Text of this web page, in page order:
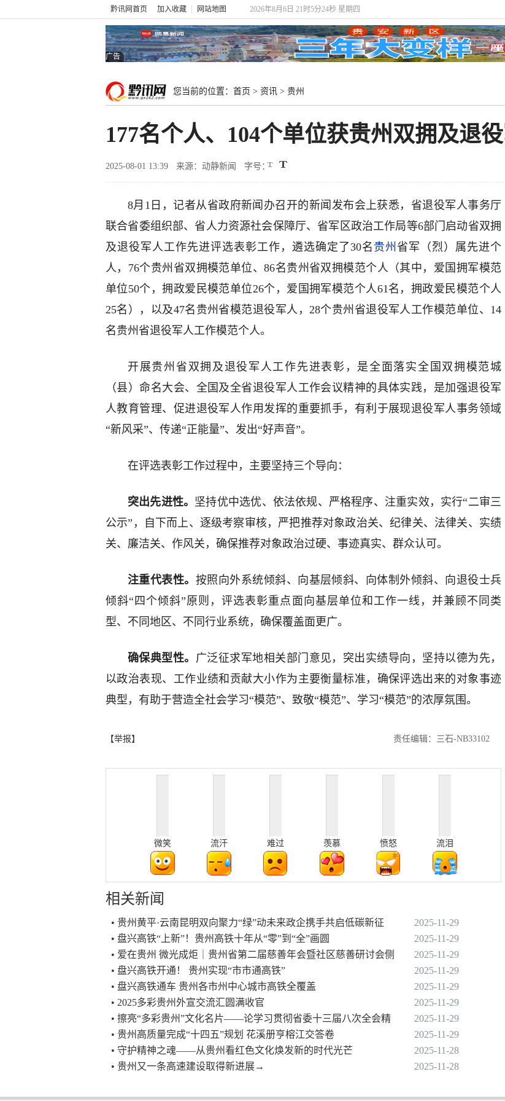
黔讯网首页 加入收藏 网站地图 2026年8月6日 21时5分24秒 星期四
广告
您当前的位置： 首页 > 资讯 > 贵州
177名个人、104个单位获贵州双拥及退
2025-08-01 13:39 来源：动静新闻 字号：
8月1日，记者从省政府新闻办召开的新闻发布会上获悉，省退役军人事务厅
联合省委组织部、省人力资源社会保障厅、省军区政治工作局等6部门启动省双拥
及退役军人工作先进评选表彰工作，遴选确定了30名 贵州 省军（烈）属先进个
人，76个贵州省双拥模范单位、86名贵州省双拥模范个人（其中，爱国拥军模范
单位50个，拥政爱民模范单位26个，爱国拥军模范个人61名，拥政爱民模范个人
25名），以及47名贵州省模范退役军人，28个贵州省退役军人工作模范单位、14
名贵州省退役军人工作模范个人。
开展贵州省双拥及退役军人工作先进表彰，是全面落实全国双拥模范城
（县）命名大会、全国及全省退役军人工作会议精神的具体实践，是加强退役军
人教育管理、促进退役军人作用发挥的重要抓手，有利于展现退役军人事务领域
“新风采”、传递“正能量”、发出“好声音”。
在评选表彰工作过程中，主要坚持三个导向：
突出先进性。 坚持优中选优、依法依规、严格程序、注重实效，实行“二审三
公示”，自下而上、逐级考察审核，严把推荐对象政治关、纪律关、法律关、实绩
关、廉洁关、作风关，确保推荐对象政治过硬、事迹真实、群众认可。
注重代表性。 按照向外系统倾斜、向基层倾斜、向体制外倾斜、向退役士兵
倾斜“四个倾斜”原则，评选表彰重点面向基层单位和工作一线，并兼顾不同类
型、不同地区、不同行业系统，确保覆盖面更广。
确保典型性。 广泛征求军地相关部门意见，突出实绩导向，坚持以德为先，
以政治表现、工作业绩和贡献大小作为主要衡量标准，确保评选出来的对象事迹
典型，有助于营造全社会学习“模范”、致敬“模范”、学习“模范”的浓厚氛围。
【举报】 责任编辑：三石-NB33102
微笑 流汗 难过 羡慕 愤怒 流泪
相关新闻
• 贵州黄平·云南昆明双向聚力“绿”动未来政企携手共启低碳新征
2025-11-29
• 盘兴高铁“上新”！贵州高铁十年从“零”到“全”画圆
2025-11-29
• 爱在贵州 微光成炬｜贵州省第二届慈善年会暨社区慈善研讨会侧
2025-11-29
• 盘兴高铁开通！ 贵州实现“市市通高铁”
2025-11-29
• 盘兴高铁通车 贵州各市州中心城市高铁全覆盖
2025-11-29
• 2025多彩贵州外宣交流汇圆满收官
2025-11-29
• 擦亮“多彩贵州”文化名片——论学习贯彻省委十三届八次全会精
2025-11-29
• 贵州高质量完成“十四五”规划 花溪册亨榕江交答卷
2025-11-29
• 守护精神之魂——从贵州看红色文化焕发新的时代光芒
2025-11-28
• 贵州又一条高速建设取得新进展→
2025-11-28